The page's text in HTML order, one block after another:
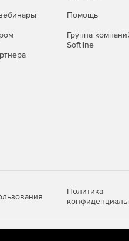
Помощь
Группа
Softline
Политика